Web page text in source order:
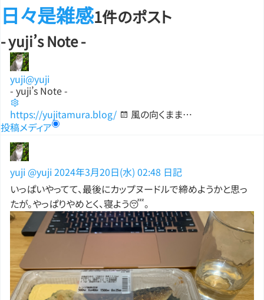
日々是雑感1件のポスト
- yuji’s Note -
yuji@yuji
- yuji’s Note -
https://yujitamura.blog/
風の向くまま…
投稿メディア
yuji @yuji2024年3月20日(水) 02:48 日記
いっぱいやってて、最後にカップヌードルで締めようかと思っ
たが。やっぱりやめとく、寝よう😴。